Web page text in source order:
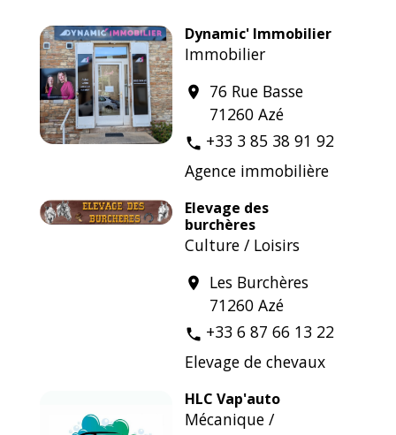
Dynamic' Immobilier
Immobilier
location_on
76 Rue Basse
71260 Azé
phone +33 3 85 38 91 92
Agence immobilière
Elevage des
burchères
Culture / Loisirs
location_on
Les Burchères
71260 Azé
phone +33 6 87 66 13 22
Elevage de chevaux
HLC Vap'auto
Mécanique /